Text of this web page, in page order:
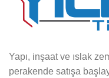
Yapı, inşaat ve ıslak
perakende satışa